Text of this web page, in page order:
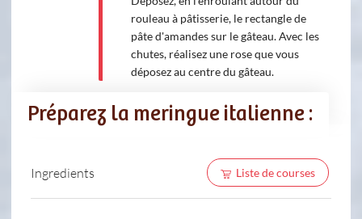
rouleau à pâtisserie, le rectangle de
pâte d'amandes sur le gâteau. Avec les
chutes, réalisez une rose que vous
déposez au centre du gâteau.
Préparez la meringue italienne :
Ingredients Liste de courses